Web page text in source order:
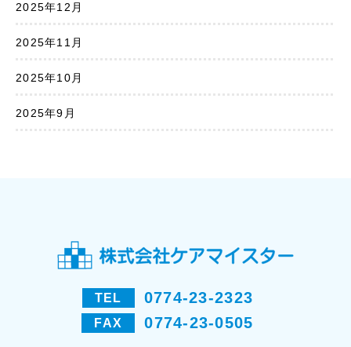
2025年12月
2025年11月
2025年10月
2025年9月
TEL 0774-23-2323
FAX 0774-23-0505